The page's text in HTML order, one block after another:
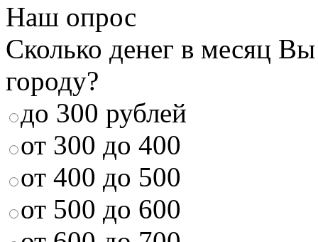
Наш опрос
Сколько денег в месяц
городу?
до 300 рублей
от 300 до 400
от 400 до 500
от 500 до 600